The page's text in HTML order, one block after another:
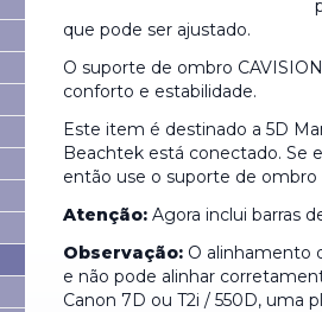
que pode ser ajustado.
O suporte de ombro
conforto e estabilidade.
Este item é destinado a 5D
Beachtek está conectado. Se
então use o suporte de ombro
Atenção: Agora inclui barras
Observação: O alinhamento
e não pode alinhar
Canon 7D ou T2i / 550D, uma